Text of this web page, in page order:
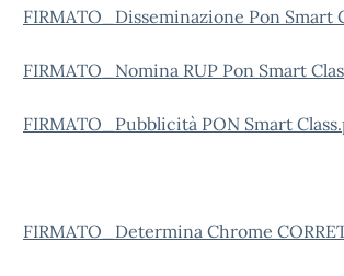
FIRMATO_Disseminazione Pon Smart
FIRMATO_Nomina RUP Pon Smart
FIRMATO_Pubblicità PON Smart
FIRMATO_Determina Chrome